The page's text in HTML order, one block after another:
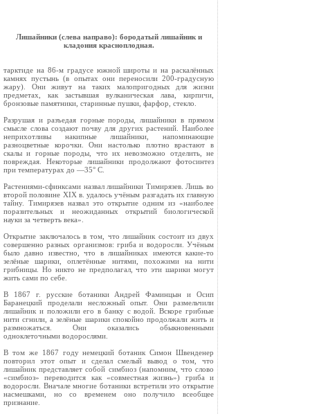
Лишайники (слева направо): бородатый лишайник и
кладония красноплодная.
тарктиде на 86-м градусе южной широты и на раскалённых
камнях пустынь (в опытах они переносили 200-градусную
жару). Они живут на таких малопригодных для жизни
предметах, как застывшая вулканическая лава, кирпичи,
бронзовые памятники, старинные пушки, фар­фор, стекло.
Разрушая и разъедая горные породы, лишай­ники в прямом
смысле слова создают почву для других растений. Наиболее
неприхотливы на­кипные лишайники, напоминающие
разноцвет­ные корочки. Они настолько плотно врастают в
скалы и горные породы, что их невозможно отделить, не
повреждая. Некоторые лишайники продолжают фотосинтез
при температурах до —35° С.
Растениями-сфинксами назвал лишайники Тимирязев. Лишь во
второй половине XIX в. удалось учёным разгадать их главную
тайну. Тимирязев назвал это открытие одним из «наи­более
поразительных и неожиданных открытий биологической
науки за четверть века».
Открытие заключалось в том, что лишайник состоит из двух
совершенно разных организмов: гриба и водоросли. Учёным
было давно известно, что в лишайниках имеются какие-то
зелёные шарики, оплетённые нитями, похожими на ни­ти
грибницы. Но никто не предполагал, что эти шарики могут
жить сами по себе.
В 1867 г. русские ботаники Андрей Фаминцын и Осип
Баранецкий проделали несложный опыт. Они размельчили
лишайник и положили его в банку с водой. Вскоре грибные
нити сгнили, а зелёные шарики спокойно продолжали жить и
размножаться. Они оказались обыкновенными
одноклеточными водорослями.
В том же 1867 году немецкий ботаник Симон Швенденер
повторил этот опыт и сделал смелый вывод о том, что
лишайник представляет собой симбиоз (напомним, что слово
«симбиоз» пере­водится как «совместная жизнь») гриба и
водо­росли. Вначале многие ботаники встретили это открытие
насмешками, но со временем оно по­лучило всеобщее
признание.